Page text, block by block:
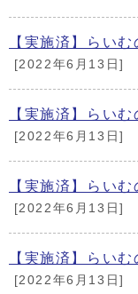
【実施済】らい
[2022年6月13日]
【実施済】らい
[2022年6月13日]
【実施済】らい
[2022年6月13日]
【実施済】らい
[2022年6月13日]